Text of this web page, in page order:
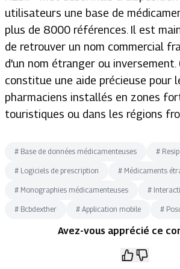
utilisateurs une base de
plus de 8000 références. Il est
de retrouver un nom commercial
d'un nom étranger ou inversement.
constitue une aide précieuse pour
pharmaciens installés en zones
touristiques ou dans les régions
# Base de données médicamenteuses # Resip
# Logiciels de prescription # Médicaments
# Monographies médicamenteuses #
# Bcbdexther # Application mobile #
Avez-vous apprécié ce